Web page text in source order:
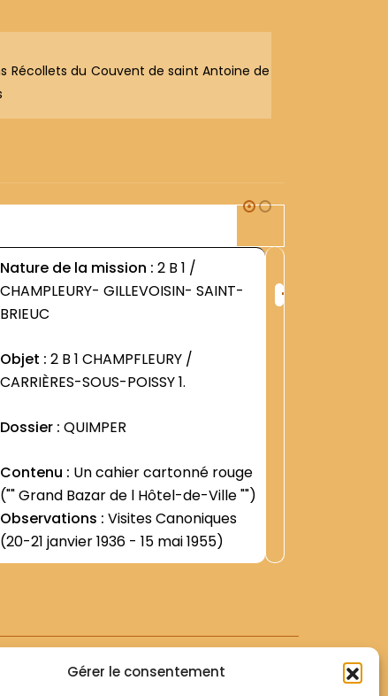
Gérer le consentement
Récollets du Couvent de saint Antoine de
Nature de la mission : 2 B 1 /
CHAMPLEURY- GILLEVOISIN- SAINT-
BRIEUC
Objet : 2 B 1 CHAMPFLEURY /
CARRIÈRES-SOUS-POISSY 1.
Dossier : QUIMPER
Contenu :
("" Grand Bazar de l Hôtel-de-Ville "")
Observations : Visites Canoniques
(20-21 janvier 1936 - 15 mai 1955)
+